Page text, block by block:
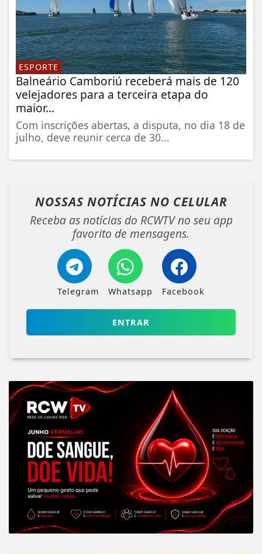
ESPORTE
Balneário Camboriú receberá mais de 120
velejadores para a terceira etapa do
maior...
Com inscrições abertas, a disputa, no dia 18 de
julho, deve reunir cerca de 30...
NOSSAS NOTÍCIAS NO CELULAR
Receba as notícias do RCWTV no seu app
favorito de mensagens.
Telegram Whatsapp Facebook
ENTRAR